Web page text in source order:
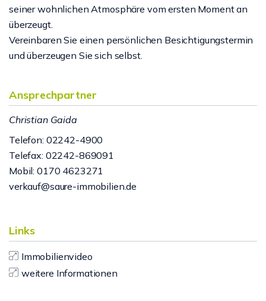
seiner wohnlichen Atmosphäre vom ersten Moment an
überzeugt.
Vereinbaren Sie einen persönlichen Besichtigungstermin
und überzeugen Sie sich selbst.
Ansprechpartner
Christian Gaida
Telefon: 02242-4900
Telefax: 02242-869091
Mobil: 0170 4623271
verkauf@saure-immobilien.de
Links
Immobilienvideo
weitere Informationen